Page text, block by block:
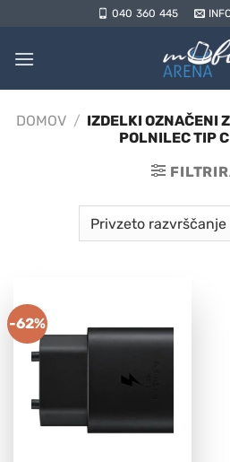
vsebino
040 360 445
DOMOV / IZDELKI OZNAČENI
POLNILEC TIP
-62%